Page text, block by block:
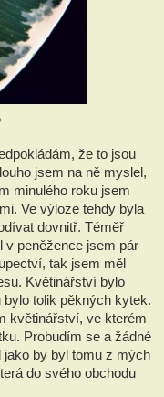
že to jsou
jsem na ně myslel,
minulého roku jsem
Ve výloze tehdy byla
dovnitř. Téměř
v peněžence jsem pár
tak jsem měl
Květinářství bylo
tolik pěkných kytek.
květinářství, ve kterém
Probudím se a žádné
jako by byl tomu z mých
do svého obchodu